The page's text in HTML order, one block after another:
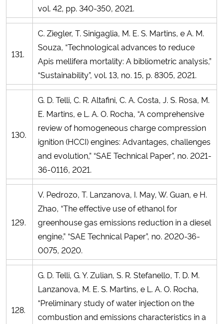
vol. 42, pp. 340-350, 2021.
131.
C. Ziegler, T. Sinigaglia, M. E. S. Martins, e A. M.
Souza, “Technological advances to reduce
Apis mellifera mortality: A bibliometric analysis,”
“Sustainability”, vol. 13, no. 15, p. 8305, 2021.
130.
G. D. Telli, C. R. Altafini, C. A. Costa, J. S. Rosa, M.
E. Martins, e L. A. O. Rocha, “A comprehensive
review of homogeneous charge compression
ignition (HCCI) engines: Advantages, challenges
and evolution,” “SAE Technical Paper”, no. 2021-
36-0116, 2021.
129.
V. Pedrozo, T. Lanzanova, I. May, W. Guan, e H.
Zhao, “The effective use of ethanol for
greenhouse gas emissions reduction in a diesel
engine,” “SAE Technical Paper”, no. 2020-36-
0075, 2020.
128.
G. D. Telli, G. Y. Zulian, S. R. Stefanello, T. D. M.
Lanzanova, M. E. S. Martins, e L. A. O. Rocha,
“Preliminary study of water injection on the
combustion and emissions characteristics in a